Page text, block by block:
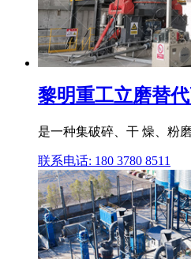
黎明重工立磨替
是一种集破碎、干 燥、粉
联系电话: 180 3780 8511